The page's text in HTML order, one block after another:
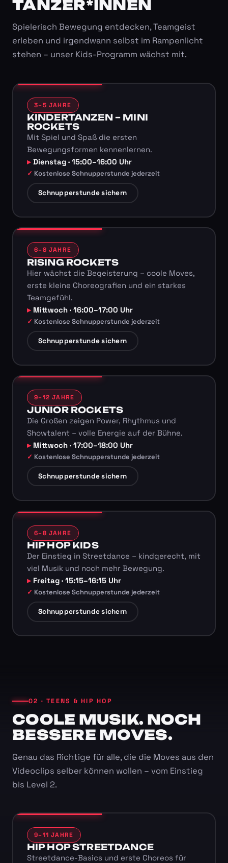
ÄNZER*INNEN
Spielerisch Bewegung entdecken, Teamgeist
erleben und irgendwann selbst im Rampenlicht
stehen – unser Kids-Programm wächst mit.
3–5 JAHRE
KINDERTANZEN – MINI
ROCKETS
Mit Spiel und Spaß die ersten
Bewegungsformen kennenlernen.
Dienstag · 15:00–16:00 Uhr
Kostenlose Schnupperstunde jederzeit
Schnupperstunde sichern
6–8 JAHRE
RISING ROCKETS
Hier wächst die Begeisterung – coole Moves,
erste kleine Choreografien und ein starkes
Teamgefühl.
Mittwoch · 16:00–17:00 Uhr
Kostenlose Schnupperstunde jederzeit
Schnupperstunde sichern
9–12 JAHRE
JUNIOR ROCKETS
Die Großen zeigen Power, Rhythmus und
Showtalent – volle Energie auf der Bühne.
Mittwoch · 17:00–18:00 Uhr
Kostenlose Schnupperstunde jederzeit
Schnupperstunde sichern
6–8 JAHRE
HIP HOP KIDS
Der Einstieg in Streetdance – kindgerecht, mit
viel Musik und noch mehr Bewegung.
Freitag · 15:15–16:15 Uhr
Kostenlose Schnupperstunde jederzeit
Schnupperstunde sichern
02 · TEENS & HIP HOP
COOLE MUSIK. NOCH
BESSERE MOVES.
Genau das Richtige für alle, die die Moves aus den
Videoclips selber können wollen – vom Einstieg
bis Level 2.
9–11 JAHRE
HIP HOP STREETDANCE
Streetdance-Basics und erste Choreos für